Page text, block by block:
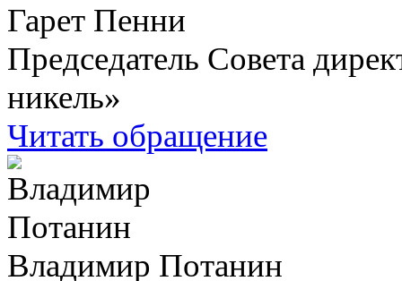
Гарет Пенни
Председатель Совета
никель»
Читать обращение
Владимир Потанин